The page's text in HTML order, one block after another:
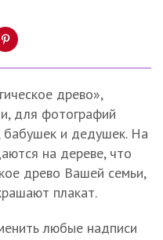
древо»,
для фотографий
бабушек и дедушек. На
на дереве, что
древо Вашей семьи,
плакат.
любые надписи